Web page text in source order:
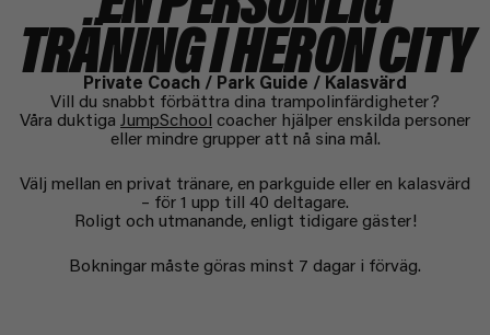
TRÄNING I HERON CITY
Private Coach / Park Guide / Kalasvärd
Vill du snabbt förbättra dina trampolinfärdigheter?
Våra duktiga JumpSchool coacher hjälper enskilda personer
eller mindre grupper att nå sina mål.
Välj mellan en privat tränare, en parkguide eller en kalasvärd
– för 1 upp till 40 deltagare.
Roligt och utmanande, enligt tidigare gäster!
Bokningar måste göras minst 7 dagar i förväg.